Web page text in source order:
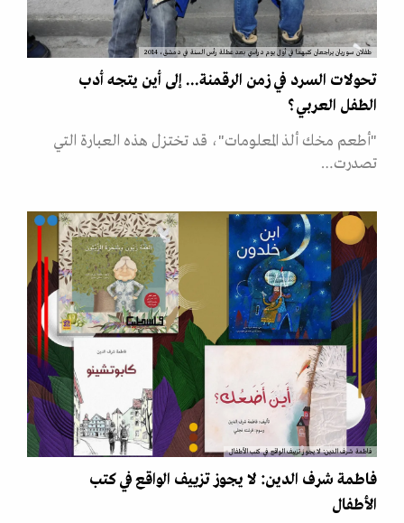
طفلان سوريان يراجعان كتبهما في أول يوم دراسي بعد عطلة رأس السنة في دمشق، 2014
تحولات السرد في زمن الرقمنة... إلى أين يتجه أدب
الطفل العربي؟
"أطعم مخك ألذ المعلومات"، قد تختزل هذه العبارة التي
تصدرت…
فاطمة شرف الدين: لا يجوز تزييف الواقع في كتب الأطفال
فاطمة شرف الدين: لا يجوز تزييف الواقع في كتب
الأطفال